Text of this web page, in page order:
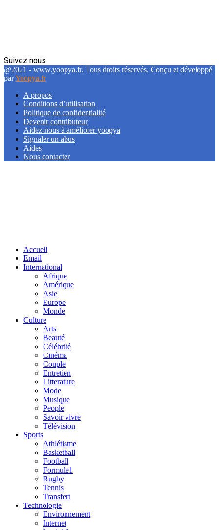
Suivez nous
Facebook
Twitter
Linkedin
@2021 - www.yoopya.fr. Tous droits réservés. Conçu et développé
parYoopya.fr
A propos
Conditions d’utilisation
Politique de confidentialité
Devenir contributeur
Aidez-nous à améliorer yoopya
Signaler un abus
Aides
Nous contacter
Accueil
Email
International
Afrique
Amérique
Asie
Europe
Monde
Culture
Arts
Beauté
Célébrité
Cinéma
Couple
Entretien
Litterature
Mode
Musique
People
Savoir vivre
Télévision
Sports
Athlétisme
Basketball
Football
Formule1
Rugby
Tennis
Transfert
Technologie
Environnement
Internet